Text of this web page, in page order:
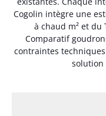
Cogolin intègre une
à chaud m² et
Comparatif
contraintes
solution